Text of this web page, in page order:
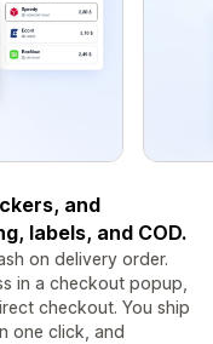
and
labels, and COD.
on delivery order.
in a checkout popup,
checkout. You ship
one click, and